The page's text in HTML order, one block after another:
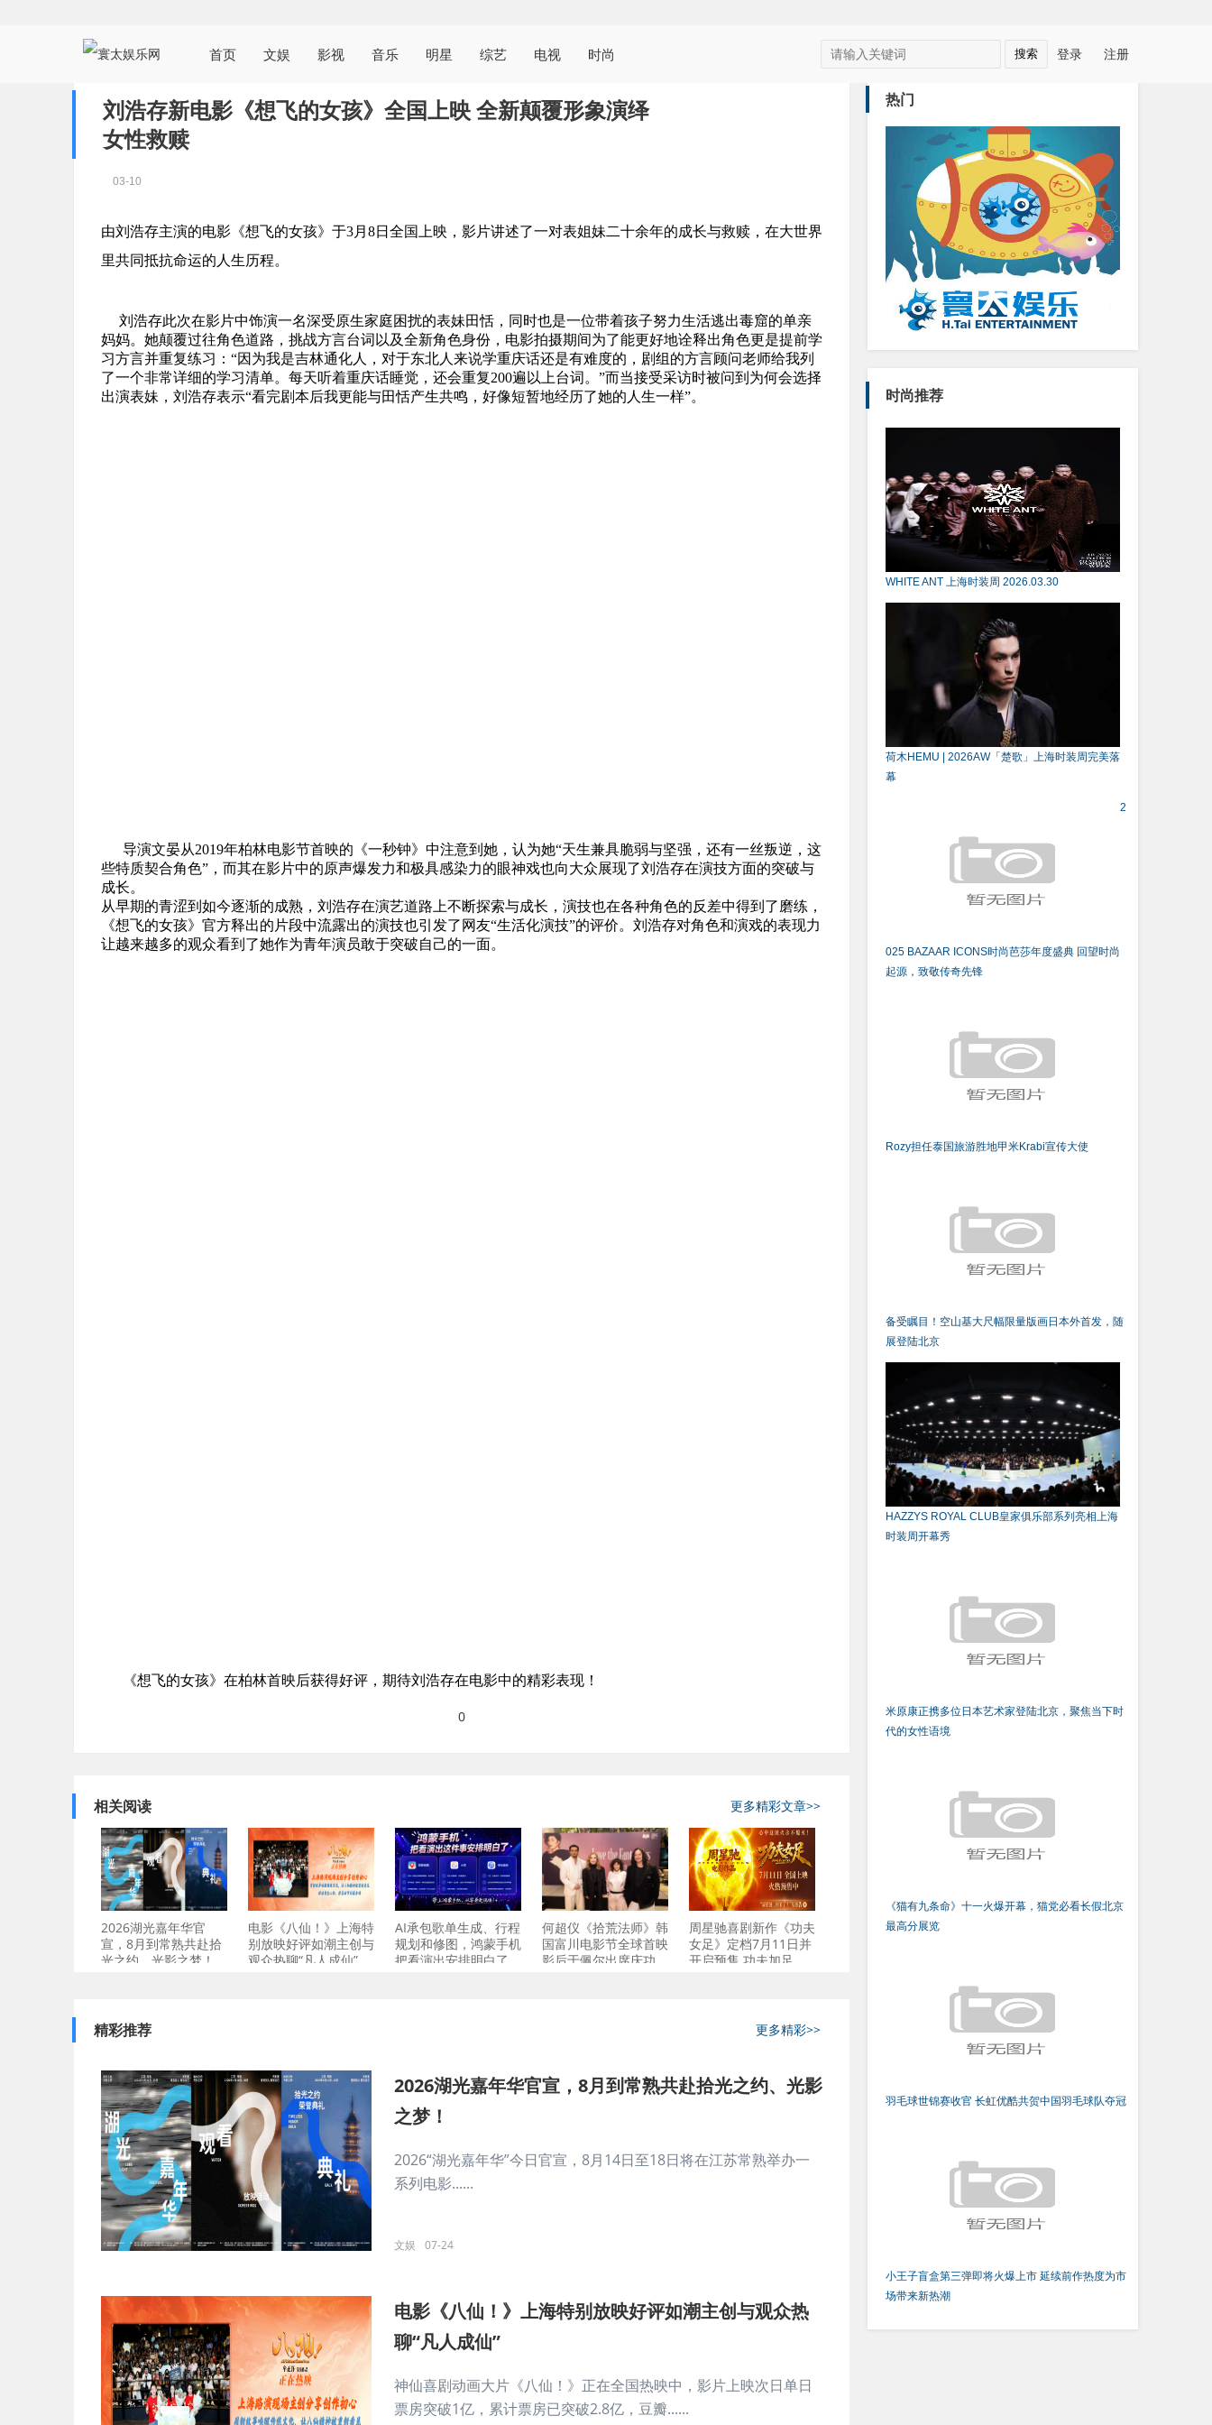
首页 文娱 影视 音乐 明星 综艺 电视 时尚 登录 注册
刘浩存新电影《想飞的女孩》全国上映 全新颠覆形象演绎
女性救赎
03-10
由刘浩存主演的电影《想飞的女孩》于3月8日全国上映，影片讲述了一对表姐妹二十余年的成长与救赎，在大世界
里共同抵抗命运的人生历程。
刘浩存此次在影片中饰演一名深受原生家庭困扰的表妹田恬，同时也是一位带着孩子努力生活逃出毒窟的单亲
妈妈。她颠覆过往角色道路，挑战方言台词以及全新角色身份，电影拍摄期间为了能更好地诠释出角色更是提前学
习方言并重复练习：“因为我是吉林通化人，对于东北人来说学重庆话还是有难度的，剧组的方言顾问老师给我列
了一个非常详细的学习清单。每天听着重庆话睡觉，还会重复200遍以上台词。”而当接受采访时被问到为何会选择
出演表妹，刘浩存表示“看完剧本后我更能与田恬产生共鸣，好像短暂地经历了她的人生一样”。
导演文晏从2019年柏林电影节首映的《一秒钟》中注意到她，认为她“天生兼具脆弱与坚强，还有一丝叛逆，这
些特质契合角色”，而其在影片中的原声爆发力和极具感染力的眼神戏也向大众展现了刘浩存在演技方面的突破与
成长。
从早期的青涩到如今逐渐的成熟，刘浩存在演艺道路上不断探索与成长，演技也在各种角色的反差中得到了磨练，
《想飞的女孩》官方释出的片段中流露出的演技也引发了网友“生活化演技”的评价。刘浩存对角色和演戏的表现力
让越来越多的观众看到了她作为青年演员敢于突破自己的一面。
《想飞的女孩》在柏林首映后获得好评，期待刘浩存在电影中的精彩表现！
0
相关阅读 更多精彩文章>>
2026湖光嘉年华官
宣，8月到常熟共赴拾
光之约、光影之梦！
电影《八仙！》上海特
别放映好评如潮主创与
观众热聊“凡人成仙”
AI承包歌单生成、行程
规划和修图，鸿蒙手机
把看演出安排明白了
何超仪《拾荒法师》韩
国富川电影节全球首映
影后于佩尔出席庆功
周星驰喜剧新作《功夫
女足》定档7月11日并
开启预售 功夫加足
精彩推荐 更多精彩>>
2026湖光嘉年华官宣，8月到常熟共赴拾光之约、光影
之梦！
2026“湖光嘉年华”今日官宣，8月14日至18日将在江苏常熟举办一
系列电影......
文娱 07-24
电影《八仙！》上海特别放映好评如潮主创与观众热
聊“凡人成仙”
神仙喜剧动画大片《八仙！》正在全国热映中，影片上映次日单日
票房突破1亿，累计票房已突破2.8亿，豆瓣......
热门
时尚推荐
WHITE ANT 上海时装周 2026.03.30
荷木HEMU | 2026AW「楚歌」上海时装周完美落
幕
2
025 BAZAAR ICONS时尚芭莎年度盛典 回望时尚
起源，致敬传奇先锋
Rozy担任泰国旅游胜地甲米Krabi宣传大使
备受瞩目！空山基大尺幅限量版画日本外首发，随
展登陆北京
HAZZYS ROYAL CLUB皇家俱乐部系列亮相上海
时装周开幕秀
米原康正携多位日本艺术家登陆北京，聚焦当下时
代的女性语境
《猫有九条命》十一火爆开幕，猫党必看长假北京
最高分展览
羽毛球世锦赛收官 长虹优酷共贺中国羽毛球队夺冠
小王子盲盒第三弹即将火爆上市 延续前作热度为市
场带来新热潮